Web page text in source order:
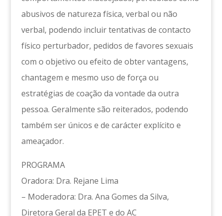
abusivos de natureza física, verbal ou não
verbal, podendo incluir tentativas de contacto
físico perturbador, pedidos de favores sexuais
com o objetivo ou efeito de obter vantagens,
chantagem e mesmo uso de força ou
estratégias de coação da vontade da outra
pessoa. Geralmente são reiterados, podendo
também ser únicos e de carácter explícito e
ameaçador.
PROGRAMA
Oradora: Dra. Rejane Lima
– Moderadora: Dra. Ana Gomes da Silva,
Diretora Geral da EPET e do AC